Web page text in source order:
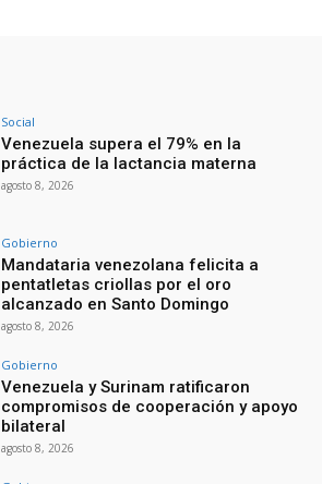
Social
Venezuela supera el 79% en la
práctica de la lactancia materna
agosto 8, 2026
Gobierno
Mandataria venezolana felicita a
pentatletas criollas por el oro
alcanzado en Santo Domingo
agosto 8, 2026
Gobierno
Venezuela y Surinam ratificaron
compromisos de cooperación y apoyo
bilateral
agosto 8, 2026